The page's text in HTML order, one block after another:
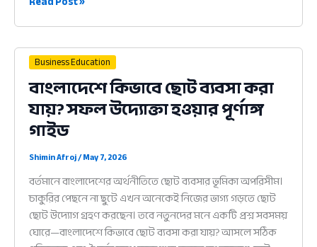
ব্যবসা
করা
যায়?
সফল
উদ্যোক্তা
হওয়ার
পূর্ণাঙ্গ
গাইড
Business Education
বাংলাদেশে কিভাবে ছোট ব্যবসা করা
যায়? সফল উদ্যোক্তা হওয়ার পূর্ণাঙ্গ
গাইড
Shimin Afroj/May 7, 2026
বর্তমানে বাংলাদেশের অর্থনীতিতে ছোট ব্যবসার ভূমিকা অপরিসীম।
চাকুরির পেছনে না ছুটে এখন অনেকেই নিজের ভাগ্য গড়তে ছোট
ছোট উদ্যোগ গ্রহণ করছেন। তবে নতুনদের মনে একটি প্রশ্ন সবসময়
ঘোরে—বাংলাদেশে কিভাবে ছোট ব্যবসা করা যায়? আসলে সঠিক